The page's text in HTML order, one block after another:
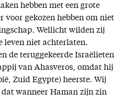
hebben met een grote
voor gekozen hebben om niet
Wellicht wilden zij
leven niet achterlaten.
de teruggekeerde Israëlieten
van Ahasveros, omdat hij
Zuid Egypte) heerste. Wij
dat wanneer Haman zijn zin